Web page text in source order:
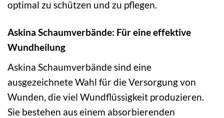
optimal zu schützen und zu pflegen.
Askina Schaumverbände: Für eine effektive
Wundheilung
Askina Schaumverbände sind eine
ausgezeichnete Wahl für die Versorgung von
Wunden, die viel Wundflüssigkeit produzieren.
Sie bestehen aus einem absorbierenden